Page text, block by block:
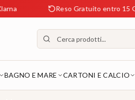
Reso Gratuito entro 15 Giorni
BAGNO E MARE CARTONI E CALCIO